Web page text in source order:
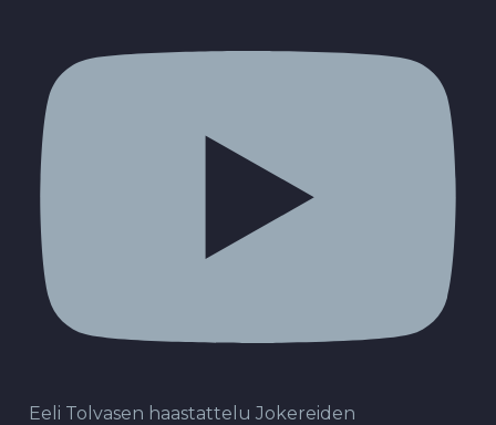
Eeli Tolvasen haastattelu Jokereiden